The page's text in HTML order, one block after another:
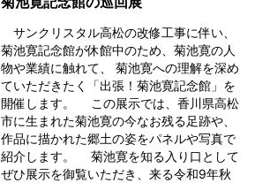
サンクリスタル高松の改修工事に伴い、
菊池寛記念館が休館中のため、菊池寛の人
物や業績に触れて、 菊池寛への理解を深め
ていただきたく「出張！菊池寛記念館」を
開催します。 この展示では、香川県高松
市に生まれた菊池寛の今なお残る足跡や、
作品に描かれた郷土の姿をパネルや写真で
紹介します。 菊池寛を知る入り口として
ぜひ展示を御覧いただき、来る令和9年秋